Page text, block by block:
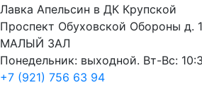
Лавка Апельсин в ДК Крупской
Проспект Обуховской Обороны д.
МАЛЫЙ ЗАЛ
Понедельник: выходной. Вт-Вс:
+7 (921) 756 63 94